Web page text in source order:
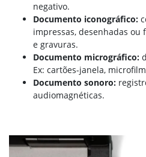
negativo.
Documento iconográfico:
impressas, desenhadas ou
e gravuras.
Documento micrográfico:
Ex: cartões-janela,
Documento sonoro:
audiomagnéticas.